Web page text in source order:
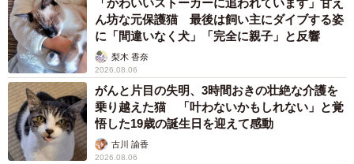
むぎちゃんの優しさが伝わる、初めてのお散歩の様子に
多くのコメントが寄せられました。
「むぎちゃんは、自分がお姉ちゃんってこと分かってます
ね！無理やり引っ張ったりせず、合わせて歩くのスゴイ
♡」
「むぎちゃん、優しいね！パパさんと散歩のときは、我が
「かわいいストーカーに追われています」甘え
ん坊な元保護猫 最後は飼い主にダイブする姿
に「間違いなく犬」「完全に親子」と反響
梨木 香奈
2026.08.06
がんと片目の失明、3時間おきの壮絶な介護を
乗り越えた猫 「叶わないかもしれない」と覚
悟した19歳の誕生日を迎えて感動
古川 諭香
2026.08.06